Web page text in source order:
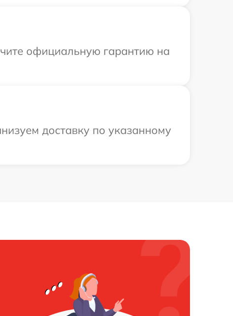
официальную гарантию на
доставку по указанному